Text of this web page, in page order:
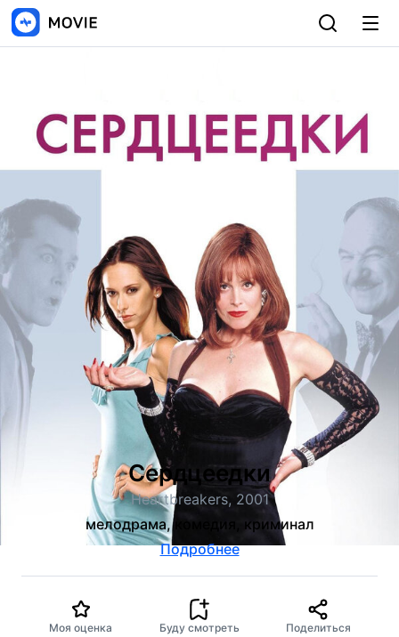
Сердцеедки
Heartbreakers, 2001
мелодрама, комедия, криминал
Подробнее
Моя оценка Буду смотреть Поделиться